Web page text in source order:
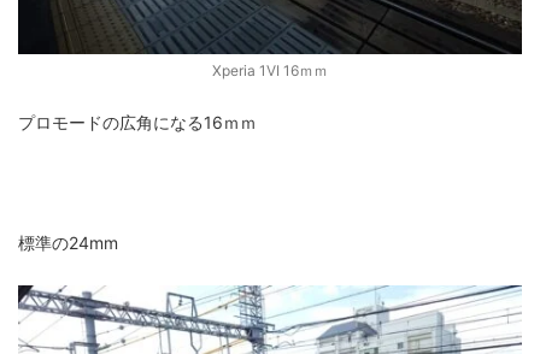
Xperia 1VI 16ｍｍ
プロモードの広角になる16ｍｍ
標準の24mm